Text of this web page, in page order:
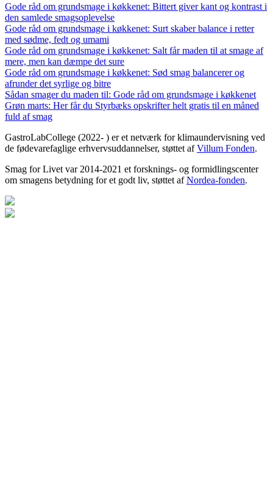
Gode råd om grundsmage i køkkenet: Bittert giver kant og kontrast i
den samlede smagsoplevelse
Gode råd om grundsmage i køkkenet: Surt skaber balance i retter
med sødme, fedt og umami
Gode råd om grundsmage i køkkenet: Salt får maden til at smage af
mere, men kan dæmpe det sure
Gode råd om grundsmage i køkkenet: Sød smag balancerer og
afrunder det syrlige og bitre
Sådan smager du maden til: Gode råd om grundsmage i køkkenet
Grøn marts: Her får du Styrbæks opskrifter helt gratis til en måned
fuld af smag
GastroLabCollege (2022- ) er et netværk for klimaundervisning ved
de fødevarefaglige erhvervsuddannelser, støttet afVillum Fonden.
Smag for Livet var 2014-2021 et forsknings- og formidlingscenter
om smagens betydning for et godt liv, støttet afNordea-fonden.